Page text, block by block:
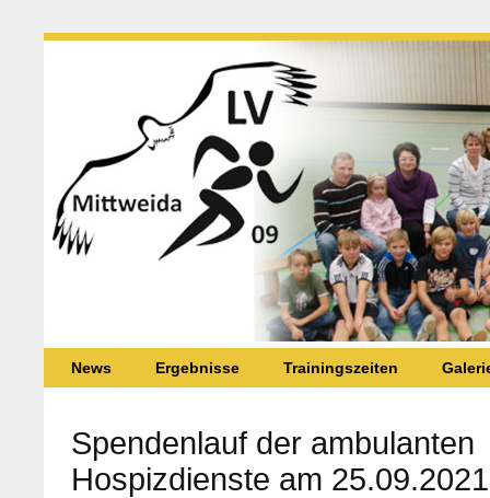
News Ergebnisse Trainingszeiten
Spendenlauf der ambulanten
Hospizdienste am 25.09.2021